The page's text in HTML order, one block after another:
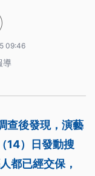
09:46
導
查後發現，演藝
14）日發動搜
都已經交保，